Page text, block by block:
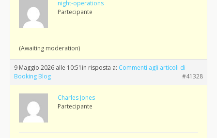
night-operations
Partecipante
(Awaiting moderation)
9 Maggio 2026 alle 10:51 in risposta a: Commenti agli articoli di
Booking Blog
#41328
Charles Jones
Partecipante